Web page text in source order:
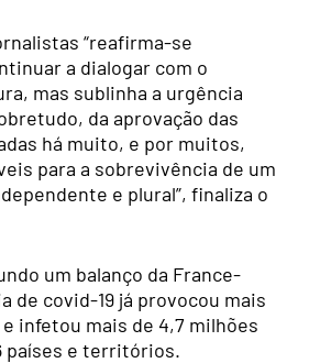
“reafirma-se
a dialogar com o
mas sublinha a urgência
da aprovação das
há muito, e por muitos,
para a sobrevivência de um
e plural”, finaliza o
um balanço da France-
de covid-19 já provocou mais
infetou mais de 4,7 milhões
países e territórios.